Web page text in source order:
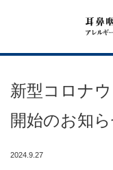
新型コロナ
開始のお知
2024.9.27
Menu